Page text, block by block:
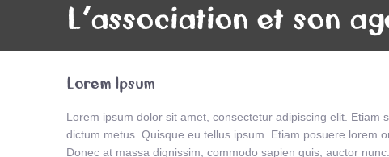
L’association et son
Lorem Ipsum
Lorem ipsum dolor sit amet, consectetur adipiscing elit.
dictum metus. Quisque eu tellus ipsum. Etiam posuere lorem
Donec at massa dignissim, commodo sapien quis, auctor